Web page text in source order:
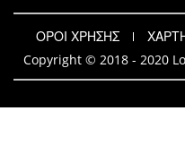
ΟΡΟΙ ΧΡΗΣΗΣ
Copyright © 2018 - 2020